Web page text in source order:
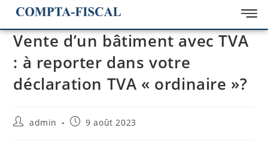
Vente d’un bâtiment avec TVA
: à reporter dans votre
déclaration TVA « ordinaire »?
admin 9 août 2023